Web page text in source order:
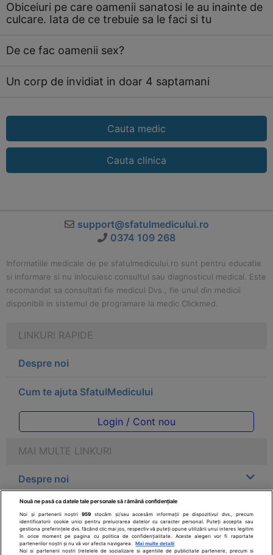
Obiceiuri pe care oamenii sanatosi le au inainte de
culcare. Iata de ce trebuie sa le faci si tu
De ce fac oamenii sex?
Un corp de invidiat in doar 4 saptamani
Cauta medic
Cauta clinica
support@sfatulmedicului.ro
0374 109 268
Informatiile medicale de pe sfatulmedicului.ro sunt pentru educatie
si informare si nu inlocuiesc consultul sau diagnosticul medical. Este
recomandat sa consultati fie medicul Dvs., fie unul din medicii
disponibili in sistemul de programare la medic Clickmed.
LINKURI RAPIDE
Despre noi
Cum te ajuta SfatulMedicului
Login / Cont nou
MAI MULTE LINKURI
Despre noi
Legal
Drepturile consumatorului
Nouă ne pasă ca datele tale personale să rămână confidențiale
Noi și partenerii noștri959 stocăm și/sau accesăm informații pe dispozitivul dvs., precum
identificatorii cookie unici pentru prelucrarea datelor cu caracter personal. Puteți accepta sau
gestiona preferințele dvs. făcând clic mai jos, respectiv vă puteți opune utilizării unui interes legitim
în orice moment pe pagina cu politica de confidențialitate. Aceste alegeri vor fi raportate
partenerilor noștri și nu vă vor afecta navigarea.
Mai multe detalii
Noi si partenerii nostri (retelele de socializare si agentiile de publicitate partenere, precum si